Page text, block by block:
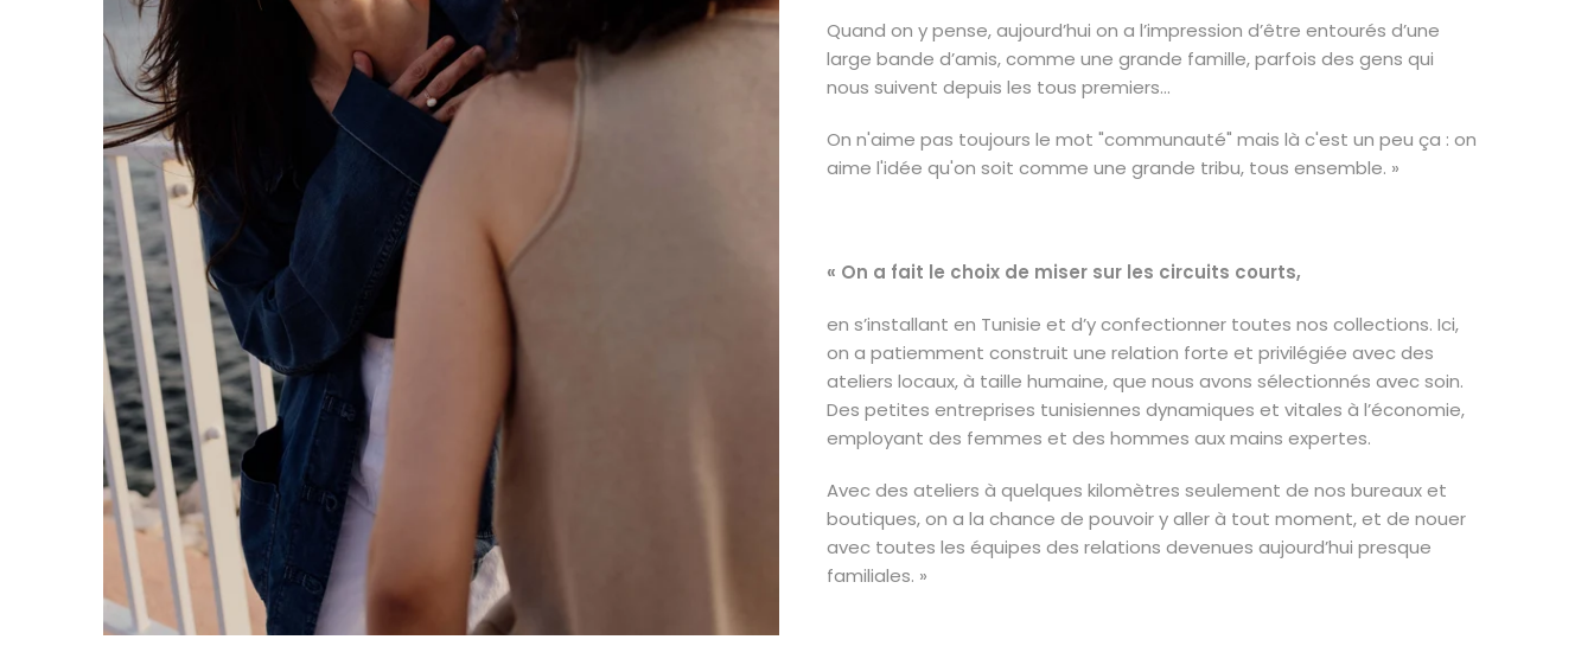
Quand on y pense, aujourd’hui on a l’impression d’être entourés d’une
large bande d’amis, comme une grande famille, parfois des gens qui
nous suivent depuis les tous premiers...
On n'aime pas toujours le mot "communauté" mais là c'est un peu ça : on
aime l'idée qu'on soit comme une grande tribu, tous ensemble. »
« On a fait le choix de miser sur les circuits courts,
en s’installant en Tunisie et d’y confectionner toutes nos collections. Ici,
on a patiemment construit une relation forte et privilégiée avec des
ateliers locaux, à taille humaine, que nous avons sélectionnés avec soin.
Des petites entreprises tunisiennes dynamiques et vitales à l’économie,
employant des femmes et des hommes aux mains expertes.
Avec des ateliers à quelques kilomètres seulement de nos bureaux et
boutiques, on a la chance de pouvoir y aller à tout moment, et de nouer
avec toutes les équipes des relations devenues aujourd’hui presque
familiales. »